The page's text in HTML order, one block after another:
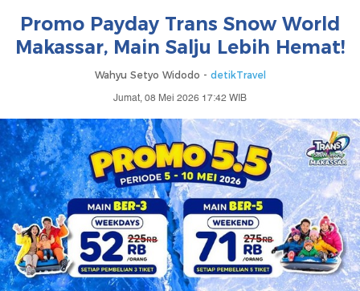
Promo Payday Trans Snow World
Makassar, Main Salju Lebih Hemat!
Wahyu Setyo Widodo - detikTravel
Jumat, 08 Mei 2026 17:42 WIB